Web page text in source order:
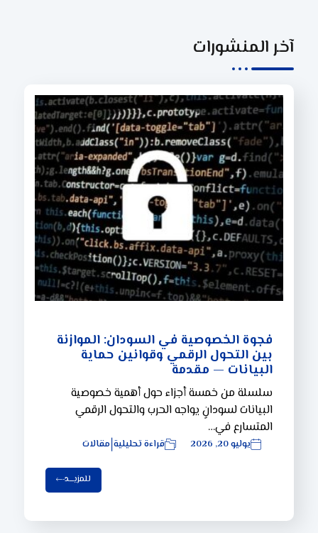
آخر المنشورات
فجوة الخصوصية في السودان: الموازنة
بين التحول الرقمي وقوانين حماية
البيانات — مقدمة
سلسلة من خمسة أجزاء حول أهمية خصوصية
البيانات لسودانٍ يواجه الحرب والتحول الرقمي
المتسارع في…
يوليو 20, 2026 قراءة تحليلية مقالات
للمزيـــد